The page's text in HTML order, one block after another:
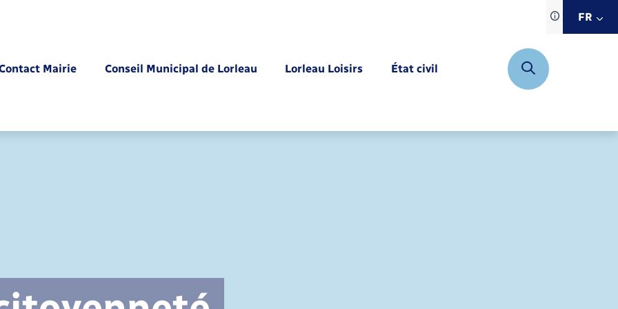
Traduction
siteFR
Mairie Conseil Municipal de Lorleau Lorleau Loisirs État civil